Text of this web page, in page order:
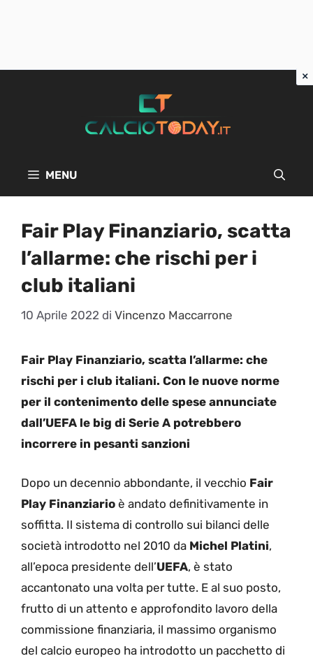
MENU
Fair Play Finanziario, scatta
l’allarme: che rischi per i
club italiani
10 Aprile 2022 di Vincenzo Maccarrone
Fair Play Finanziario, scatta l’allarme: che
rischi per i club italiani. Con le nuove norme
per il contenimento delle spese annunciate
dall’UEFA le big di Serie A potrebbero
incorrere in pesanti sanzioni
Dopo un decennio abbondante, il vecchio Fair
Play Finanziario è andato definitivamente in
soffitta. Il sistema di controllo sui bilanci delle
società introdotto nel 2010 da Michel Platini,
all’epoca presidente dell’UEFA, è stato
accantonato una volta per tutte. E al suo posto,
frutto di un attento e approfondito lavoro della
commissione finanziaria, il massimo organismo
del calcio europeo ha introdotto un pacchetto di